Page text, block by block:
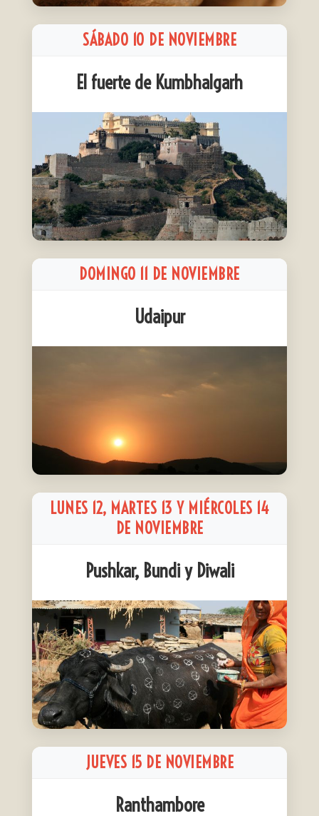
SÁBADO 10 DE NOVIEMBRE
El fuerte de Kumbhalgarh
DOMINGO 11 DE NOVIEMBRE
Udaipur
LUNES 12, MARTES 13 Y MIÉRCOLES 14
DE NOVIEMBRE
Pushkar, Bundi y Diwali
JUEVES 15 DE NOVIEMBRE
Ranthambore